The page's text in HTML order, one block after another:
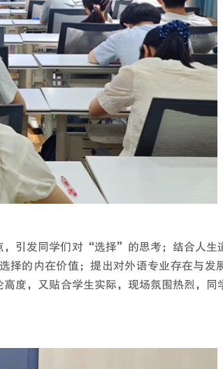
引发同学们对“选择”的思考；结合人生
择的内在价值；提出对外语专业存在与发
度，又贴合学生实际，现场氛围热烈，同